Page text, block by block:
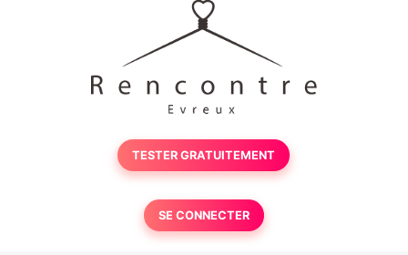
TESTER GRATUITEMENT
SE CONNECTER